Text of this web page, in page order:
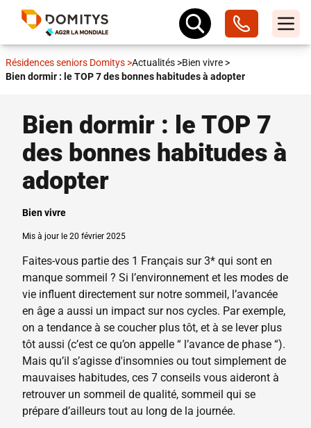
Résidences seniors Domitys >Actualités >Bien vivre >
Bien dormir : le TOP 7 des bonnes habitudes à adopter
Bien dormir : le TOP 7
des bonnes habitudes à
adopter
Bien vivre
Mis à jour le 20 février 2025
Faites-vous partie des 1 Français sur 3* qui sont en
manque sommeil ? Si l’environnement et les modes de
vie influent directement sur notre sommeil, l’avancée
en âge a aussi un impact sur nos cycles. Par exemple,
on a tendance à se coucher plus tôt, et à se lever plus
tôt aussi (c’est ce qu’on appelle “ l’avance de phase “).
Mais qu’il s’agisse d'insomnies ou tout simplement de
mauvaises habitudes, ces 7 conseils vous aideront à
retrouver un sommeil de qualité, sommeil qui se
prépare d’ailleurs tout au long de la journée.